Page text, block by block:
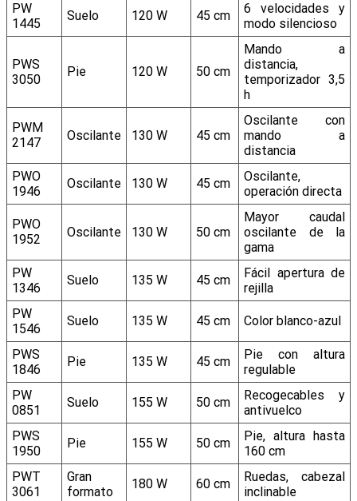
PW
1445
Suelo 120 W 45 cm
6 velocidades y
modo silencioso
PWS
3050
Pie 120 W 50 cm
Mando a
distancia,
temporizador 3,5
h
PWM
2147
Oscilante 130 W 45 cm
Oscilante con
mando a
distancia
PWO
1946
Oscilante 130 W 45 cm
Oscilante,
operación directa
PWO
1952
Oscilante 130 W 50 cm
Mayor caudal
oscilante de la
gama
PW
1346
Suelo 135 W 45 cm
Fácil apertura de
rejilla
PW
1546
Suelo 135 W 45 cm Color blanco-azul
PWS
1846
Pie 135 W 45 cm
Pie con altura
regulable
PW
0851
Suelo 155 W 50 cm
Recogecables y
antivuelco
PWS
1950
Pie 155 W 50 cm
Pie, altura hasta
160 cm
PWT
3061
Gran
formato
180 W 60 cm
Ruedas, cabezal
inclinable